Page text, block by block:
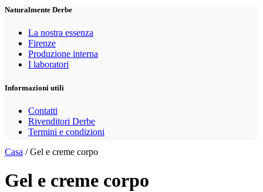
Naturalmente Derbe
La nostra essenza
Firenze
Produzione interna
I laboratori
Informazioni utili
Contatti
Rivenditori Derbe
Termini e condizioni
Casa / Gel e creme corpo
Gel e creme corpo